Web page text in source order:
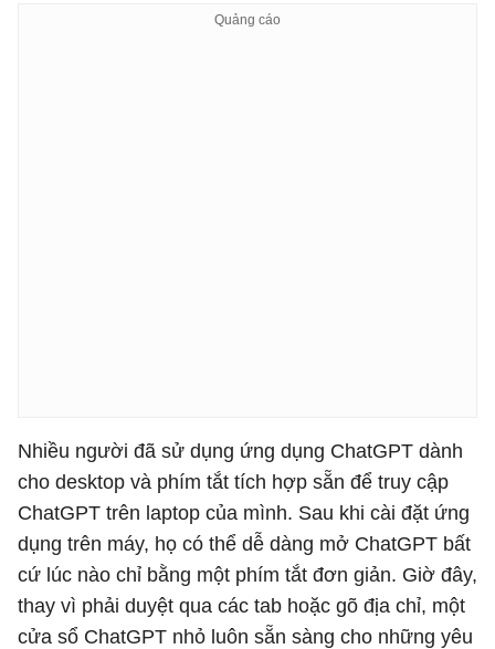
Nhiều người đã sử dụng ứng dụng ChatGPT dành
cho desktop và phím tắt tích hợp sẵn để truy cập
ChatGPT trên laptop của mình. Sau khi cài đặt ứng
dụng trên máy, họ có thể dễ dàng mở ChatGPT bất
cứ lúc nào chỉ bằng một phím tắt đơn giản. Giờ đây,
thay vì phải duyệt qua các tab hoặc gõ địa chỉ, một
cửa sổ ChatGPT nhỏ luôn sẵn sàng cho những yêu